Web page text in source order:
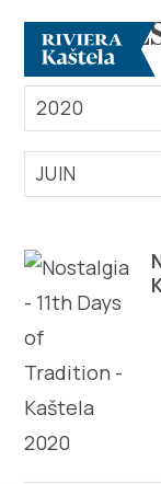
Rechercher
Destination
Que faire
Infos
2020
JUIN